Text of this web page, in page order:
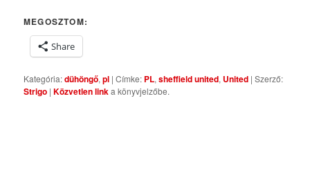
MEGOSZTOM:
Share
Kategória:dühöngő,pl | Címke: PL,sheffield united, United | Szerző:
Strigo |Közvetlen linka könyvjelzőbe.